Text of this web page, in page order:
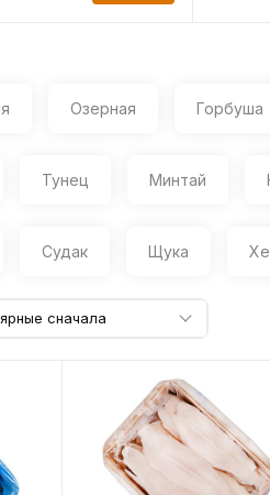
Озерная Горбуша
Тунец Минтай
Судак Щука
сначала